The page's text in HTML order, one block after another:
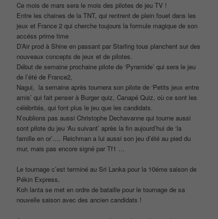
Ce mois de mars sera le mois des pilotes de jeu TV !
Entre les chaines de la TNT, qui rentrent de plein fouet dans les
jeux et France 2 qui cherche toujours la formule magique de son
accéss prime time
D’Air prod à Shine en passant par Starling tous planchent sur des
nouveaux concepts de jeux et de pilotes.
Début de semaine prochaine pilote de ‘Pyramide’ qui sera le jeu
de l’été de France2,
Nagui, la semaine après tournera son pilote de ‘Petits jeux entre
amis’ qui fait penser à Burger quiz, Canapé Quiz, où ce sont les
célébrités, qui font plus le jeu que les candidats.
N’oublions pas aussi Christophe Dechavanne qui tourne aussi
sont pilote du jeu ‘Au suivant’ après la fin aujourd’hui de ‘la
famille en or’…. Reichman a lui aussi son jeu d’été au pied du
mur, mais pas encore signé par Tf1 …
Le tournage c’est terminé au Sri Lanka pour la 10éme saison de
Pékin Express,
Koh lanta se met en ordre de bataille pour le tournage de sa
nouvelle saison avec des ancien candidats !